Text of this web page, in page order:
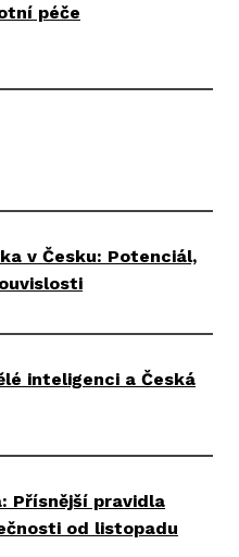
péče
v Česku: Potenciál,
inteligenci a Česká
Přísnější pravidla
od listopadu